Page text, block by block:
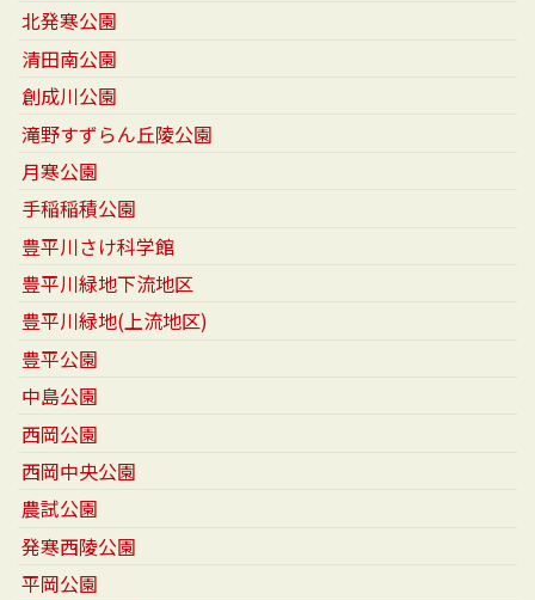
北発寒公園
清田南公園
創成川公園
滝野すずらん丘陵公園
月寒公園
手稲稲積公園
豊平川さけ科学館
豊平川緑地下流地区
豊平川緑地(上流地区)
豊平公園
中島公園
西岡公園
西岡中央公園
農試公園
発寒西陵公園
平岡公園